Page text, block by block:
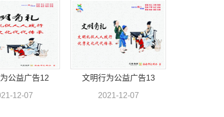
公益广告12
12-07
文明行为公益广告13
2021-12-07